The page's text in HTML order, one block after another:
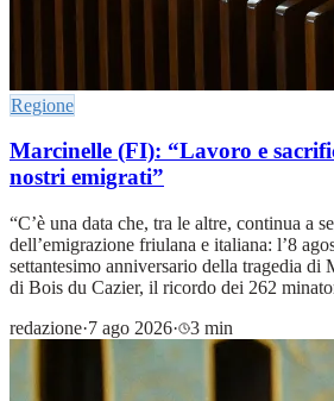
Regione
Marcinelle (FI): “Lavoro e
nostri emigrati”
“C’è una data che, tra le altre, continua a
dell’emigrazione friulana e italiana: l’8
settantesimo anniversario della tragedia di
di Bois du Cazier, il ricordo dei 262
redazione·7 ago 2026· 3 min